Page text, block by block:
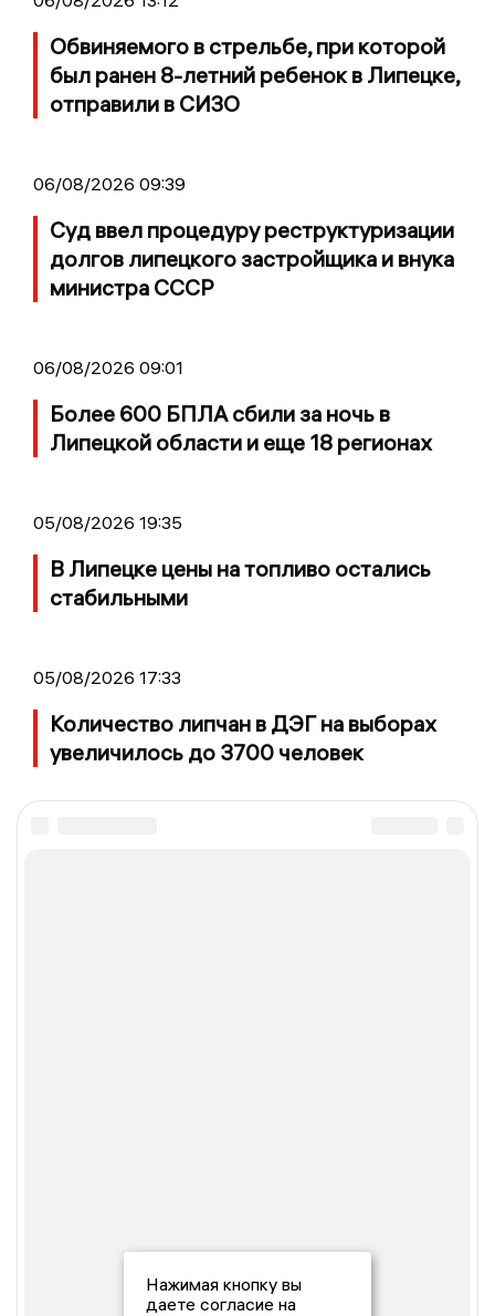
Обвиняемого в стрельбе, при которой
был ранен 8-летний ребенок в Липецке,
отправили в СИЗО
06/08/2026 09:39
Суд ввел процедуру реструктуризации
долгов липецкого застройщика и внука
министра СССР
06/08/2026 09:01
Более 600 БПЛА сбили за ночь в
Липецкой области и еще 18 регионах
05/08/2026 19:35
В Липецке цены на топливо остались
стабильными
05/08/2026 17:33
Количество липчан в ДЭГ на выборах
увеличилось до 3700 человек
Нажимая кнопку вы
даете согласие на